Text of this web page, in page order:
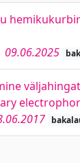
09.06.2025